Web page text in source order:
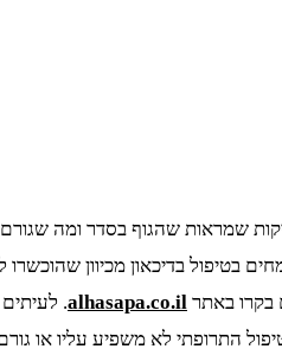
שמראות שהגוף בסדר ומה
בטיפול בדיכאון מכיוון
בקרו באתר alhasapa.co.il
.
התרופתי לא משפיע עליו או